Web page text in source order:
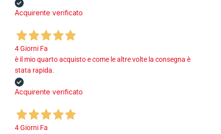
Acquirente verificato
4 Giorni Fa
è il mio quarto acquisto e come le altre volte la consegna è
stata rapida.
Acquirente verificato
4 Giorni Fa